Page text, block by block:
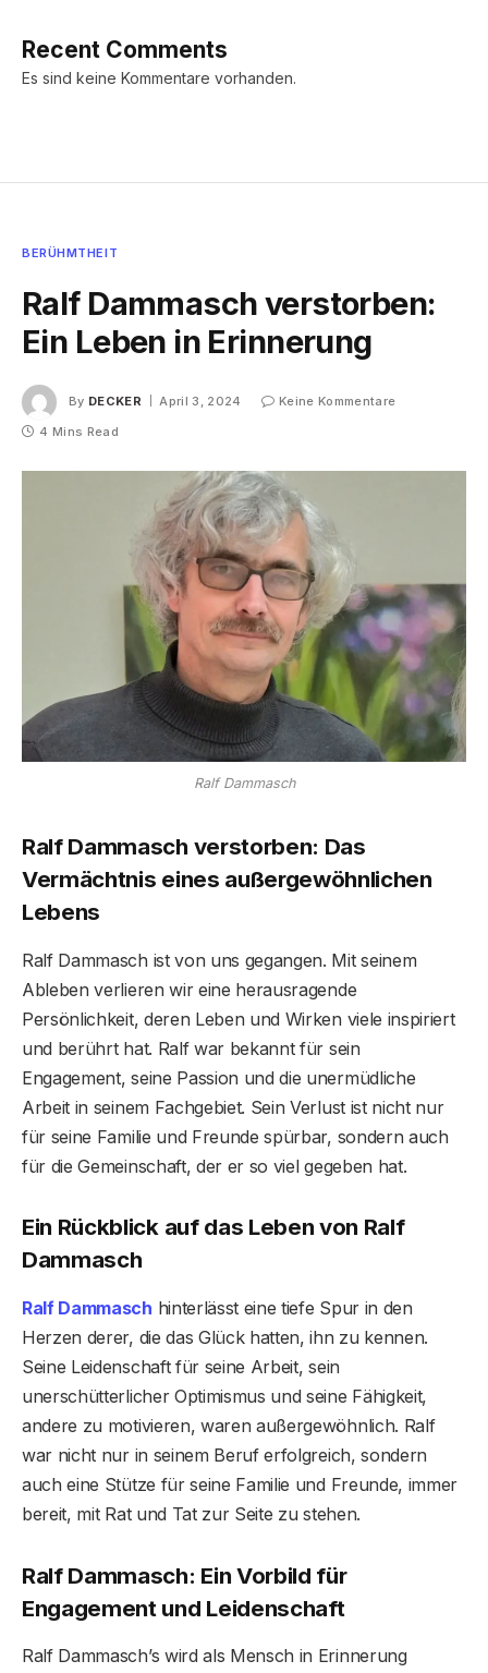
Recent Comments
Es sind keine Kommentare vorhanden.
BERÜHMTHEIT
Ralf Dammasch verstorben:
Ein Leben in Erinnerung
By DECKER April 3, 2024
Keine Kommentare
4 Mins Read
Ralf Dammasch
Ralf Dammasch verstorben: Das
Vermächtnis eines außergewöhnlichen
Lebens
Ralf Dammasch ist von uns gegangen. Mit seinem
Ableben verlieren wir eine herausragende
Persönlichkeit, deren Leben und Wirken viele inspiriert
und berührt hat. Ralf war bekannt für sein
Engagement, seine Passion und die unermüdliche
Arbeit in seinem Fachgebiet. Sein Verlust ist nicht nur
für seine Familie und Freunde spürbar, sondern auch
für die Gemeinschaft, der er so viel gegeben hat.
Ein Rückblick auf das Leben von Ralf
Dammasch
Ralf Dammasch hinterlässt eine tiefe Spur in den
Herzen derer, die das Glück hatten, ihn zu kennen.
Seine Leidenschaft für seine Arbeit, sein
unerschütterlicher Optimismus und seine Fähigkeit,
andere zu motivieren, waren außergewöhnlich. Ralf
war nicht nur in seinem Beruf erfolgreich, sondern
auch eine Stütze für seine Familie und Freunde, immer
bereit, mit Rat und Tat zur Seite zu stehen.
Ralf Dammasch: Ein Vorbild für
Engagement und Leidenschaft
Ralf Dammasch’s wird als Mensch in Erinnerung